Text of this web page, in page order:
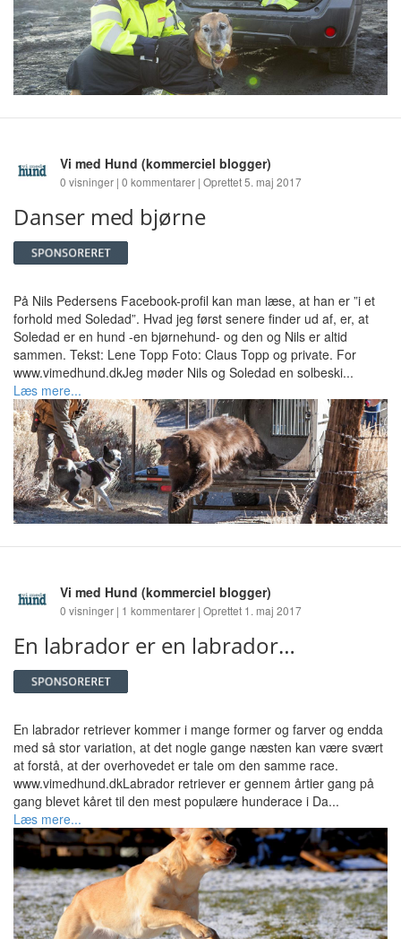
Vi med Hund (kommerciel blogger)
0 visninger | 0 kommentarer | Oprettet 5. maj 2017
Danser med bjørne
På Nils Pedersens Facebook-profil kan man læse, at han er ”i et
forhold med Soledad”. Hvad jeg først senere finder ud af, er, at
Soledad er en hund -en bjørnehund- og den og Nils er altid
sammen. Tekst: Lene Topp Foto: Claus Topp og private. For
www.vimedhund.dkJeg møder Nils og Soledad en solbeski...
Læs mere...
Vi med Hund (kommerciel blogger)
0 visninger | 1 kommentarer | Oprettet 1. maj 2017
En labrador er en labrador…
En labrador retriever kommer i mange former og farver og endda
med så stor variation, at det nogle gange næsten kan være svært
at forstå, at der overhovedet er tale om den samme race.
www.vimedhund.dkLabrador retriever er gennem årtier gang på
gang blevet kåret til den mest populære hunderace i Da...
Læs mere...